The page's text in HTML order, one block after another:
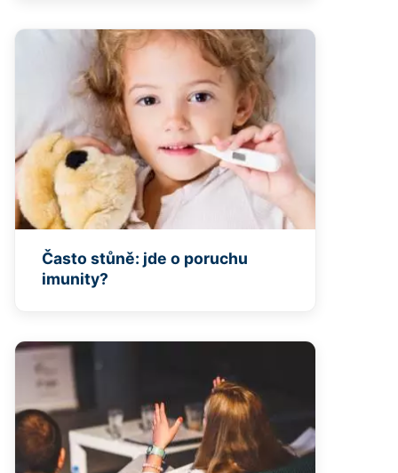
Často stůně: jde o poruchu
imunity?